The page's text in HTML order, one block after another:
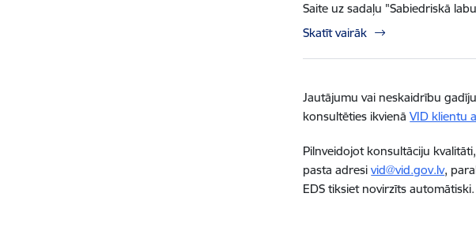
Saite uz sadaļu "Sabiedriskā
Skatīt vairāk
Jautājumu vai neskaidrību
konsultēties ikvienāVID klientu
Pilnveidojot konsultāciju
pasta adresivid@vid.gov.lv,
EDS tiksiet novirzīts automātiski.